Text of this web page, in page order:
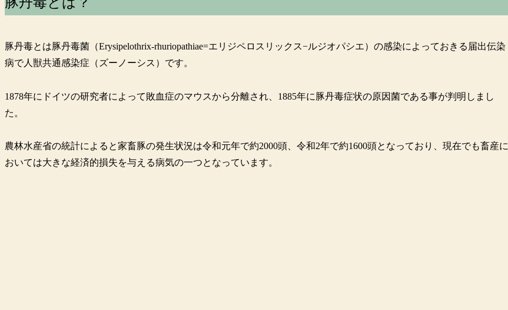
豚丹毒とは豚丹毒菌（Erysipelothrix-rhuriopathiae=エリジペロスリックス−ルジオパシエ）の感染によっておきる届出伝染
病で人獣共通感染症（ズーノーシス）です。
1878年にドイツの研究者によって敗血症のマウスから分離され、1885年に豚丹毒症状の原因菌である事が判明しまし
た。
農林水産省の統計によると家畜豚の発生状況は令和元年で約2000頭、令和2年で約1600頭となっており、現在でも畜産に
おいては大きな経済的損失を与える病気の一つとなっています。